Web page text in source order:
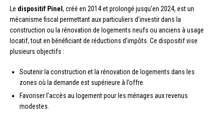
Le dispositif Pinel , créé en 2014 et prolongé jusqu’en 2024, est un
mécanisme fiscal permettant aux particuliers d’investir dans la
construction ou la rénovation de logements neufs ou anciens à usage
locatif, tout en bénéficiant de réductions d’impôts. Ce dispositif vise
plusieurs objectifs :
Soutenir la construction et la rénovation de logements dans les
zones où la demande est supérieure à l’offre.
Favoriser l’accès au logement pour les ménages aux revenus
modestes.